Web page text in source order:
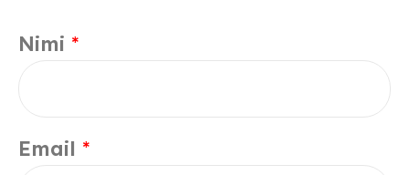
Nimi *
Email *